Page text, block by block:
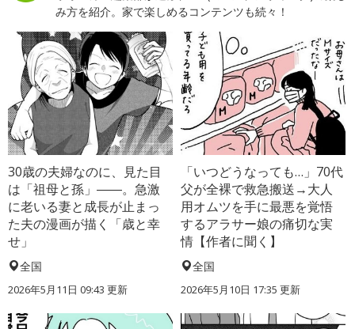
み方を紹介。家で楽しめるコンテンツも続々！
30歳の夫婦なのに、見た目
は「祖母と孫」――。急激
に老いる妻と成長が止まっ
た夫の漫画が描く「歳と幸
せ」
全国
2026年5月11日 09:43 更新
「いつどうなっても…」70代
父が全裸で救急搬送→大人
用オムツを手に最悪を覚悟
するアラサー娘の痛切な実
情【作者に聞く】
全国
2026年5月10日 17:35 更新